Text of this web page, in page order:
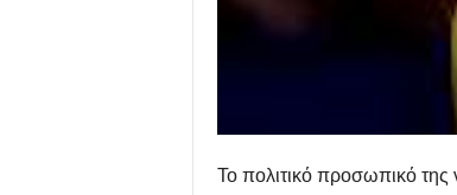
Το πολιτικό προσωπικό της